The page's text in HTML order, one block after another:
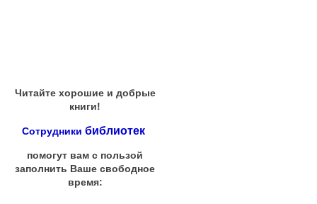
Читайте хорошие и добрые
книги!
Сотрудники библиотек
помогут вам с пользой
заполнить Ваше свободное
время: